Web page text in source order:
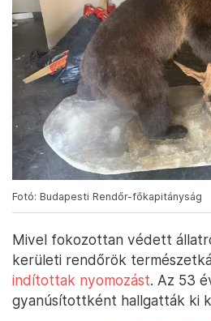
Fotó: Budapesti Rendőr-főkapitányság
Mivel fokozottan védett
kerületi rendőrök
indítottak nyomozást. Az 53
gyanúsítottként hallgatták ki